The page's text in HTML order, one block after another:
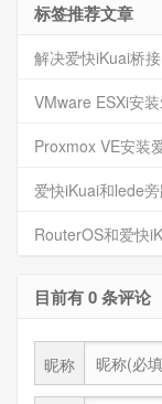
标签推荐文章
解决爱快iKuai桥
VMware ESXi安
Proxmox VE安装
爱快iKuai和lede
RouterOS和爱快
目前有 0 条评论
昵称